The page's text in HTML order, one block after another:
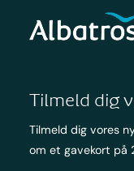
Tilmeld dig
Tilmeld dig vores
om et gavekort på